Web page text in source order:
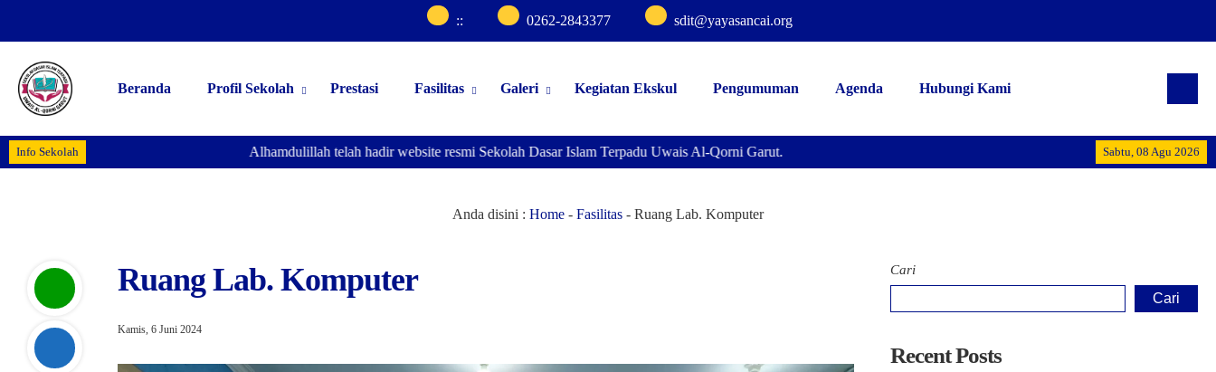
:: 0262-2843377 sdit@yayasancai.org
Beranda Profil Sekolah Prestasi Fasilitas Galeri Kegiatan Ekskul Pengumuman Agenda Hubungi Kami
Info Sekolah Sabtu, 08 Agu 2026
Alhamdulillah
Alhamdulillah telah hadir website resmi Sekolah Dasar Islam Terpadu Uwais Al-Qorni Garut.
Anda disini : Home - Fasilitas - Ruang Lab. Komputer
Ruang Lab. Komputer
Kamis, 6 Juni 2024
Cari
Cari
Recent Posts